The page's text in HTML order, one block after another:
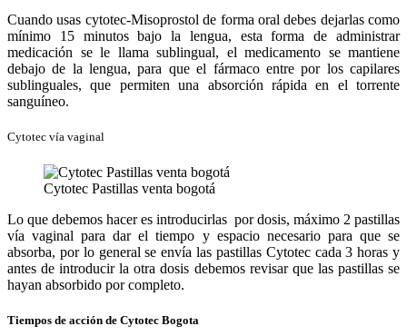
Cuando usas cytotec-Misoprostol de forma oral debes dejarlas como
mínimo 15 minutos bajo la lengua, esta forma de administrar
medicación se le llama sublingual, el medicamento se mantiene
debajo de la lengua, para que el fármaco entre por los capilares
sublinguales, que permiten una absorción rápida en el torrente
sanguíneo.
Cytotec vía vaginal
Cytotec Pastillas venta bogotá
Lo que debemos hacer es introducirlas por dosis, máximo 2 pastillas
vía vaginal para dar el tiempo y espacio necesario para que se
absorba, por lo general se envía las pastillas Cytotec cada 3 horas y
antes de introducir la otra dosis debemos revisar que las pastillas se
hayan absorbido por completo.
Tiempos de acción de Cytotec Bogota